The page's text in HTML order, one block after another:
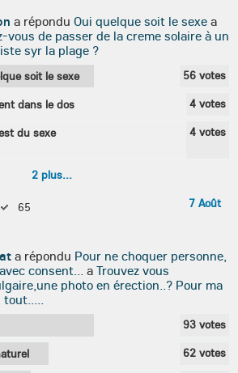
a répondu Oui quelque soit le sexe a
vous de passer de la creme solaire à un
syr la plage ?
soit le sexe 56 votes
dans le dos
4 votes
du sexe
4 votes
2 plus...
7 Août
65
a répondu Pour ne choquer personne,
consent... a Trouvez vous
photo en érection..? Pour ma
tout.....
93 votes
62 votes